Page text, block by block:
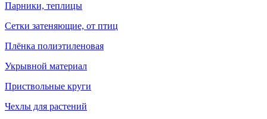
Парники, теплицы
Сетки затеняющие, от птиц
Плёнка полиэтиленовая
Укрывной материал
Приствольные круги
Чехлы для растений